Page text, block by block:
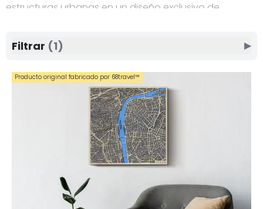
estructuras urbanas en un diseño exclusivo de
cuidadosamente cortado y grabado, lo que
garantiza un efecto realista y a la vez de diseño.
representación clara, los mapas tienen una
apariencia moderna y destacan en cualquier
interior. Estas decoraciones de pared originales
son ideales para amantes de los viajes, la
arquitectura y el diseño, y también son perfectas
como regalo personal, ya sea un mapa de la
ciudad natal, un destino favorito o un lugar
cercano al corazón.
Producto original fabricado por 68travel™️
Filtrar (1) ▶